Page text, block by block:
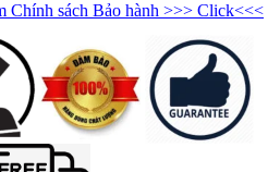
Chính sách Bảo hành >>> Click<<<